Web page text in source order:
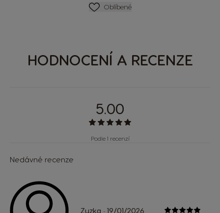
SEZNAM PŘÁNÍ
Oblíbené
HODNOCENÍ A RECENZE
5.00
Podle 1 recenzí
Nedávné recenze
Zuzka - 19/01/2026